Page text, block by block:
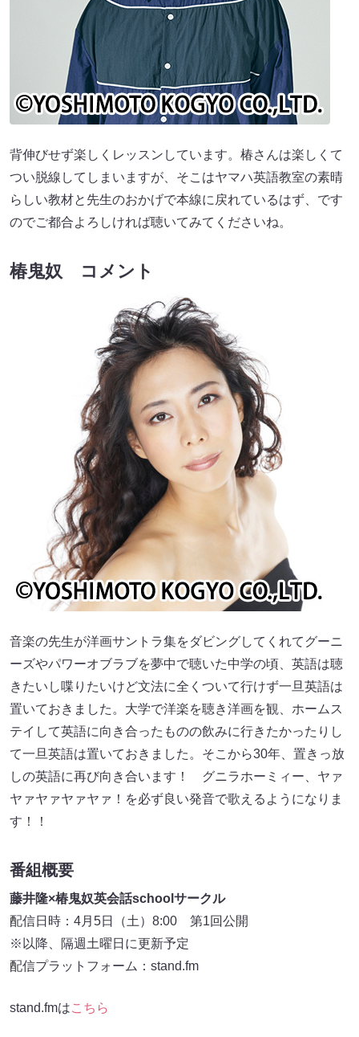
背伸びせず楽しくレッスンしています。椿さんは楽しくて
つい脱線してしまいますが、そこはヤマハ英語教室の素晴
らしい教材と先生のおかげで本線に戻れているはず、です
のでご都合よろしければ聴いてみてくださいね。
椿鬼奴 コメント
音楽の先生が洋画サントラ集をダビングしてくれてグーニ
ーズやパワーオブラブを夢中で聴いた中学の頃、英語は聴
きたいし喋りたいけど文法に全くついて行けず一旦英語は
置いておきました。大学で洋楽を聴き洋画を観、ホームス
テイして英語に向き合ったものの飲みに行きたかったりし
て一旦英語は置いておきました。そこから30年、置きっ放
しの英語に再び向き合います！ グニラホーミィー、ヤァ
ヤァヤァヤァヤァ！を必ず良い発音で歌えるようになりま
す！！
番組概要
藤井隆×椿鬼奴英会話schoolサークル
配信日時：4月5日（土）8:00 第1回公開
※以降、隔週土曜日に更新予定
配信プラットフォーム：stand.fm
stand.fmはこちら